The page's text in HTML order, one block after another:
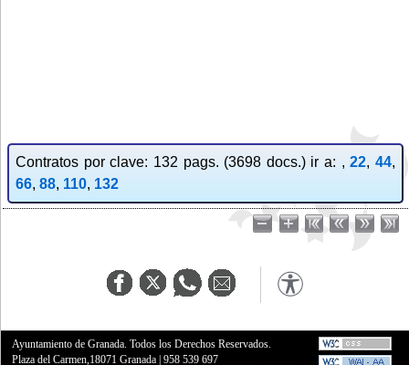
Contratos por clave: 132 pags. (3698 docs.) ir a: ,22,44,
66, 88, 110, 132
Ayuntamiento de Granada. Todos los Derechos Reservados.
Plaza del Carmen,18071 Granada |958 539 697